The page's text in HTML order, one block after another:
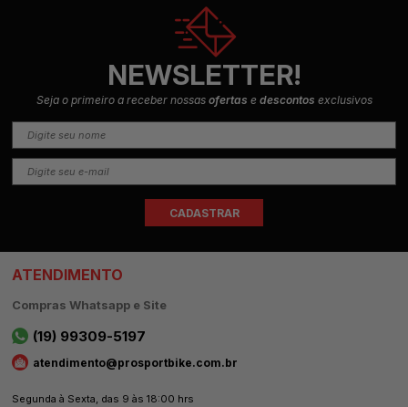
NEWSLETTER!
Seja o primeiro a receber nossas ofertas e descontos exclusivos
ATENDIMENTO
Compras Whatsapp e Site
(19) 99309-5197
atendimento@prosportbike.com.br
Segunda à Sexta, das 9 às 18:00 hrs